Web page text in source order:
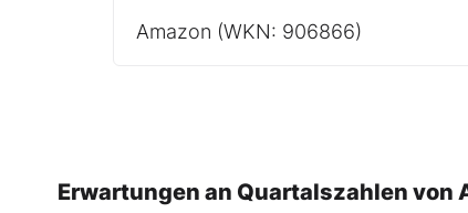
Amazon (WKN: 906866)
Erwartungen an Quartalszahlen von